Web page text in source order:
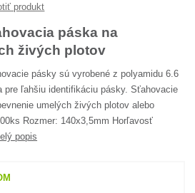
produkt
páska na
živých plotov
pásky sú vyrobené z polyamidu 6.6
pre ľahšiu identifikáciu pásky. Sťahovacie
umelých živých plotov alebo
Rozmer: 140x3,5mm Horľavosť
popis